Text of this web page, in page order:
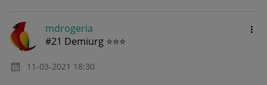
mdrogeria
#21 Demiurg ⭐⭐⭐
‎11-03-2021 18:30